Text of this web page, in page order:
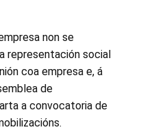
non se
representación social
coa empresa e, á
de
a convocatoria de